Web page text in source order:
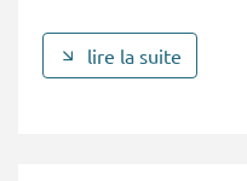
lire la suite